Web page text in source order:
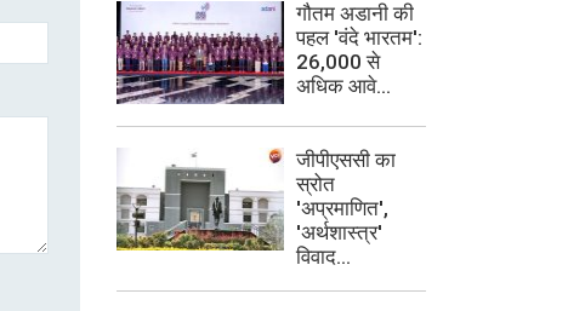
गौतम अडानी की
पहल 'वंदे भारतम':
26,000 से
अधिक आवे...
जीपीएससी का
स्रोत
'अप्रमाणित',
'अर्थशास्त्र'
विवाद...